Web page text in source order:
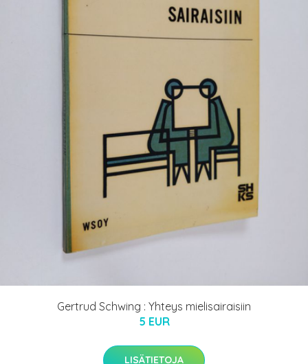
Gertrud Schwing : Yhteys mielisairaisiin
5 EUR
LISÄTIETOJA